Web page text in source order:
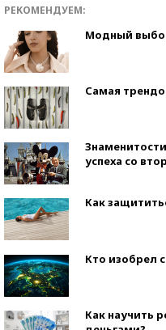
РЕКОМЕНДУЕМ:
Модный
Самая
успеха со
Как
Кто изобрел
Как научить